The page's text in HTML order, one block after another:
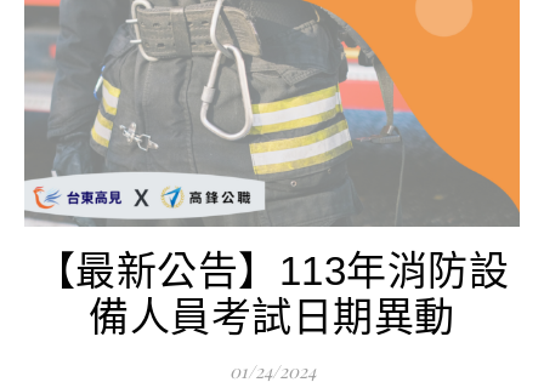
【最新公告】113年消防設
備人員考試日期異動
01/24/2024